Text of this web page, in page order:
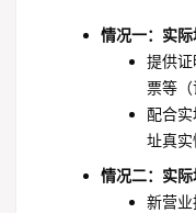
情况一：实
提供
票等（
配合
址真实
情况二：实
新营业